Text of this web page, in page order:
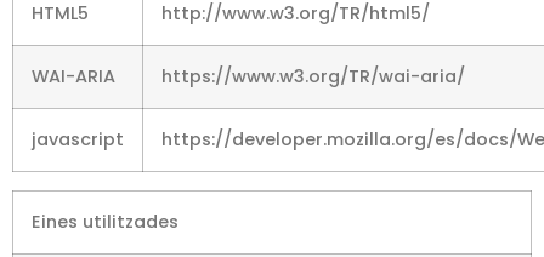
HTML5 http://www.w3.org/TR/html5/
WAI-ARIA https://www.w3.org/TR/wai-aria/
javascript https://developer.mozilla.org/es/docs/
Eines utilitzades